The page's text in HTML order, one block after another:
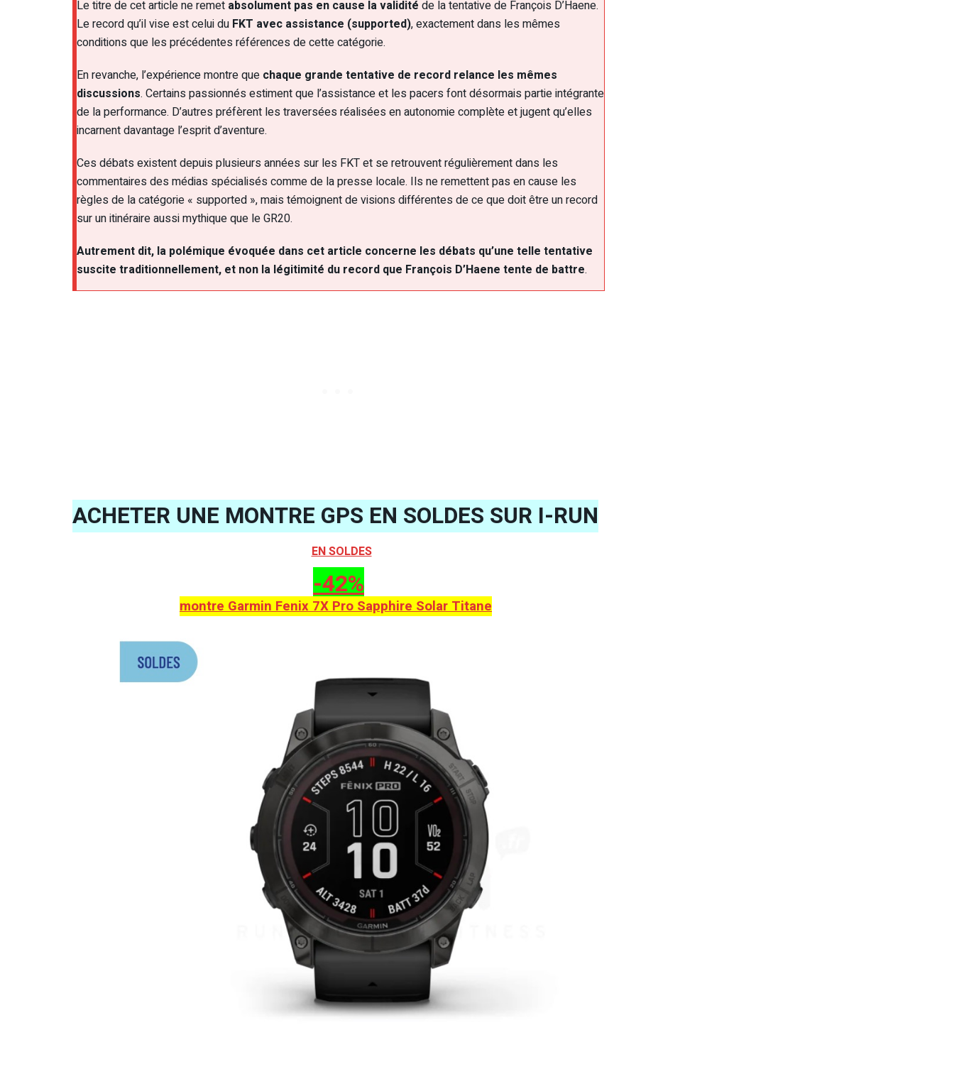
Le titre de cet article ne remet absolument pas en cause la validité de la tentative de François D’Haene.
Le record qu’il vise est celui du FKT avec assistance (supported), exactement dans les mêmes
conditions que les précédentes références de cette catégorie.
En revanche, l’expérience montre que chaque grande tentative de record relance les mêmes
discussions. Certains passionnés estiment que l’assistance et les pacers font désormais partie intégrante
de la performance. D’autres préfèrent les traversées réalisées en autonomie complète et jugent qu’elles
incarnent davantage l’esprit d’aventure.
Ces débats existent depuis plusieurs années sur les FKT et se retrouvent régulièrement dans les
commentaires des médias spécialisés comme de la presse locale. Ils ne remettent pas en cause les
règles de la catégorie « supported », mais témoignent de visions différentes de ce que doit être un record
sur un itinéraire aussi mythique que le GR20.
Autrement dit, la polémique évoquée dans cet article concerne les débats qu’une telle tentative
suscite traditionnellement, et non la légitimité du record que François D’Haene tente de battre.
ACHETER UNE MONTRE GPS EN SOLDES SUR I-RUN
EN SOLDES
-42%
montre Garmin Fenix 7X Pro Sapphire Solar Titane